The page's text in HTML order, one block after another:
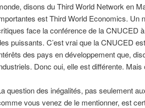
disons du Third World Network en
est Third World Economics. Un
face la conférence de la CNUCED
puissants. C’est vrai que la CNUCED
des pays en développement que,
Donc oui, elle est différente.
question des inégalités, pas seulement
vous venez de le mentionner, est